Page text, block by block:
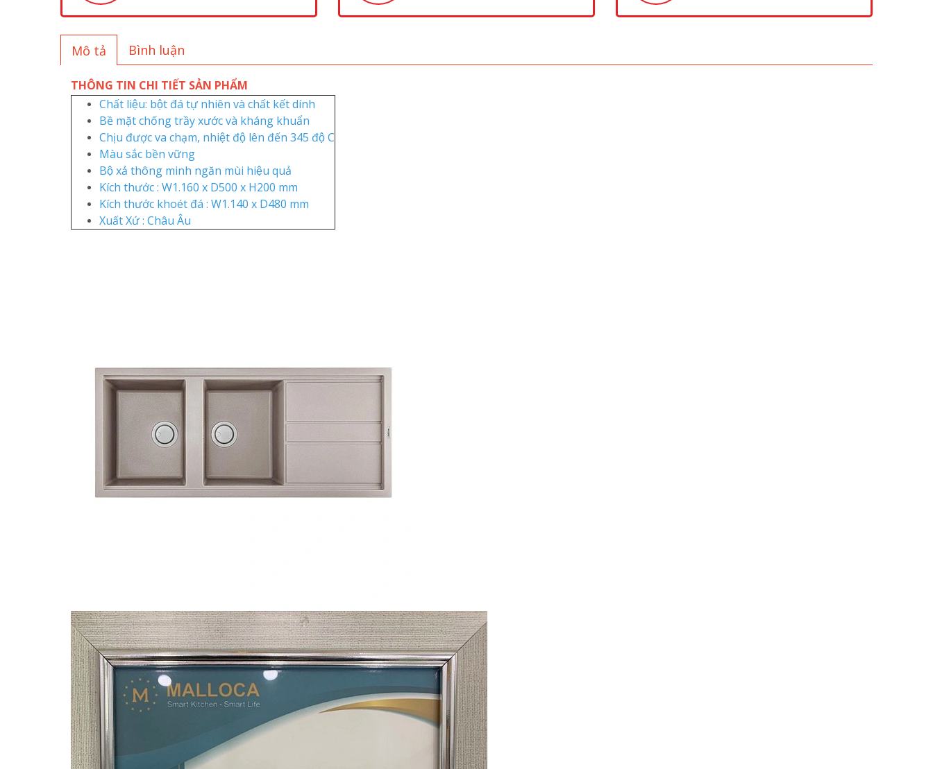
Mô tả Bình luận
THÔNG TIN CHI TIẾT SẢN PHẨM
Chất liệu: bột đá tự nhiên và chất kết dính
Bề mặt chống trầy xước và kháng khuẩn
Chịu được va chạm, nhiệt độ lên đến 345 độ C
Màu sắc bền vững
Bộ xả thông minh ngăn mùi hiệu quả
Kích thước : W1.160 x D500 x H200 mm
Kích thước khoét đá : W1.140 x D480 mm
Xuất Xứ : Châu Âu